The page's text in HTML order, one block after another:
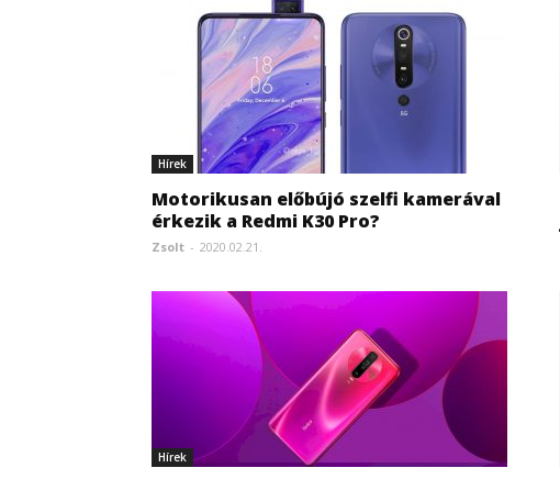
Hírek
Motorikusan előbújó szelfi kamerával
érkezik a Redmi K30 Pro?
Zsolt - 2020.02.21.
Hírek